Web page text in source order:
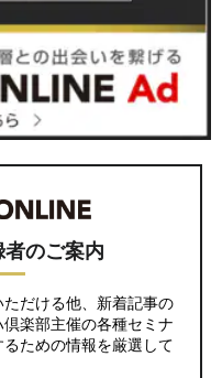
のご案内
だける他、新着記事の
楽部主催の各種セミナ
ための情報を厳選して